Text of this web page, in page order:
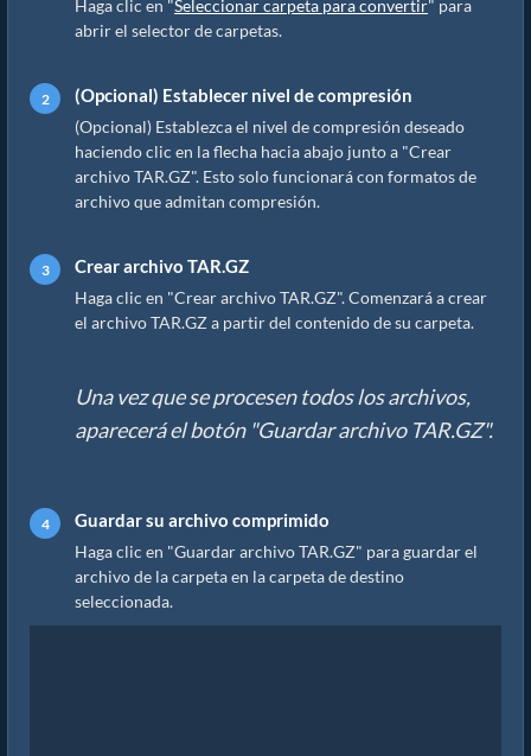
Haga clic en "Seleccionar carpeta para convertir" para
abrir el selector de carpetas.
(Opcional) Establecer nivel de compresión
(Opcional) Establezca el nivel de compresión deseado
haciendo clic en la flecha hacia abajo junto a "Crear
archivo TAR.GZ". Esto solo funcionará con formatos de
archivo que admitan compresión.
Crear archivo TAR.GZ
Haga clic en "Crear archivo TAR.GZ". Comenzará a crear
el archivo TAR.GZ a partir del contenido de su carpeta.
Una vez que se procesen todos los archivos,
aparecerá el botón "Guardar archivo TAR.GZ".
Guardar su archivo comprimido
Haga clic en "Guardar archivo TAR.GZ" para guardar el
archivo de la carpeta en la carpeta de destino
seleccionada.